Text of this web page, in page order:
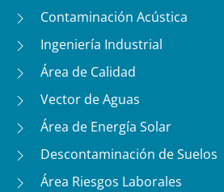
Contaminación Acústica
Ingeniería Industrial
Área de Calidad
Vector de Aguas
Área de Energía Solar
Descontaminación de Suelos
Área Riesgos Laborales